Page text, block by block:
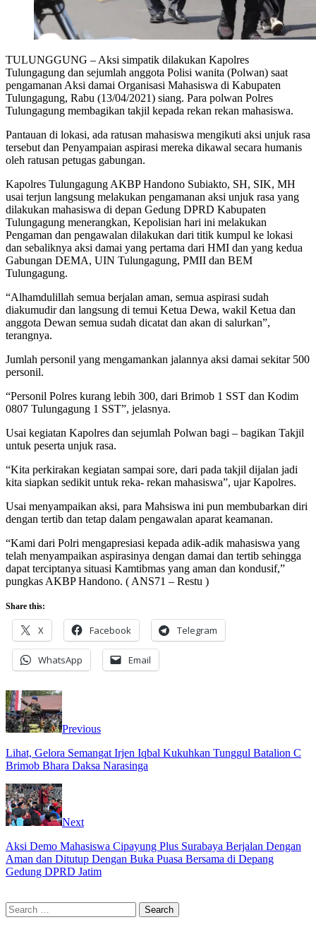
TULUNGGUNG – Aksi simpatik dilakukan Kapolres
Tulungagung dan sejumlah anggota Polisi wanita (Polwan) saat
pengamanan Aksi damai Organisasi Mahasiswa di Kabupaten
Tulungagung, Rabu (13/04/2021) siang. Para polwan Polres
Tulungagung membagikan takjil kepada rekan rekan mahasiswa.
Pantauan di lokasi, ada ratusan mahasiswa mengikuti aksi unjuk rasa
tersebut dan Penyampaian aspirasi mereka dikawal secara humanis
oleh ratusan petugas gabungan.
Kapolres Tulungagung AKBP Handono Subiakto, SH, SIK, MH
usai terjun langsung melakukan pengamanan aksi unjuk rasa yang
dilakukan mahasiswa di depan Gedung DPRD Kabupaten
Tulungagung menerangkan, Kepolisian hari ini melakukan
Pengaman dan pengawalan dilakukan dari titik kumpul ke lokasi
dan sebaliknya aksi damai yang pertama dari HMI dan yang kedua
Gabungan DEMA, UIN Tulungagung, PMII dan BEM
Tulungagung.
“Alhamdulillah semua berjalan aman, semua aspirasi sudah
diakumudir dan langsung di temui Ketua Dewa, wakil Ketua dan
anggota Dewan semua sudah dicatat dan akan di salurkan”,
terangnya.
Jumlah personil yang mengamankan jalannya aksi damai sekitar 500
personil.
“Personil Polres kurang lebih 300, dari Brimob 1 SST dan Kodim
0807 Tulungagung 1 SST”, jelasnya.
Usai kegiatan Kapolres dan sejumlah Polwan bagi – bagikan Takjil
untuk peserta unjuk rasa.
“Kita perkirakan kegiatan sampai sore, dari pada takjil dijalan jadi
kita siapkan sedikit untuk reka- rekan mahasiswa”, ujar Kapolres.
Usai menyampaikan aksi, para Mahsiswa ini pun membubarkan diri
dengan tertib dan tetap dalam pengawalan aparat keamanan.
“Kami dari Polri mengapresiasi kepada adik-adik mahasiswa yang
telah menyampaikan aspirasinya dengan damai dan tertib sehingga
dapat terciptanya situasi Kamtibmas yang aman dan kondusif,”
pungkas AKBP Handono. ( ANS71 – Restu )
Share this:
X Facebook Telegram
WhatsApp Email
Previous
Lihat, Gelora Semangat Irjen Iqbal Kukuhkan Tunggul Batalion C
Brimob Bhara Daksa Narasinga
Next
Aksi Demo Mahasiswa Cipayung Plus Surabaya Berjalan Dengan
Aman dan Ditutup Dengan Buka Puasa Bersama di Depang
Gedung DPRD Jatim
Search
for: